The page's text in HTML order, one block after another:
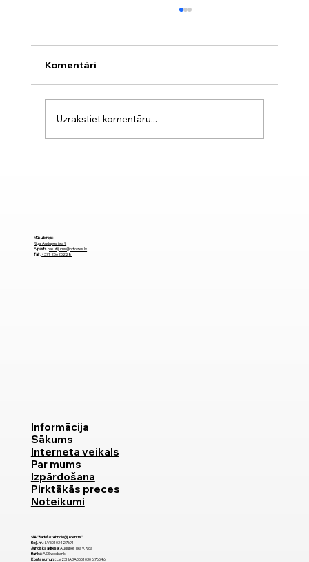
Komentāri
Uzrakstiet komentāru...
Mūsu birojs:
Rīga, Audupes iela 9
E-pasts pasutijums@ortozes.lv
Tālr .+371 25620228
Informācija
Sākums
Interneta veikals
Par mums
Izpārdošana
Pirktākās preces
Noteikumi
SIA "Radošo tehnoloģiju centrs"
Reģ. nr.: LV50103427691
Juridiskā adrese:Audupes iela 9, Rīga
Banka:AS Swedbank
Konta numurs:LV23HABA0551030876546